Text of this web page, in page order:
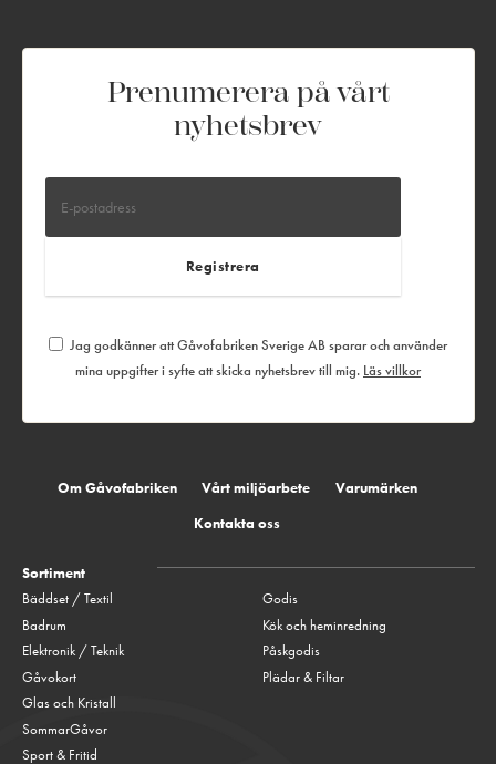
Prenumerera på vårt
nyhetsbrev
Jag godkänner att Gåvofabriken Sverige AB sparar och använder
mina uppgifter i syfte att skicka nyhetsbrev till mig. Läs villkor
Om Gåvofabriken Vårt miljöarbete
Varumärken
Kontakta oss
Sortiment
Bäddset / Textil
Badrum
Elektronik / Teknik
Gåvokort
Glas och Kristall
Godis
Kök och heminredning
Påskgodis
Plädar & Filtar
SommarGåvor
Sport & Fritid